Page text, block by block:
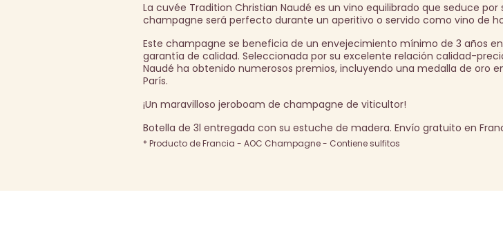
La cuvée Tradition Christian Naudé es un vino equilibrado que seduce por
champagne será perfecto durante un aperitivo o servido como vino de
Este champagne se beneficia de un envejecimiento mínimo de 3 años
garantía de calidad. Seleccionada por su excelente relación calidad-
Naudé ha obtenido numerosos premios, incluyendo una medalla de oro
París.
¡Un maravilloso jeroboam de champagne de viticultor!
Botella de 3l entregada con su estuche de madera. Envío gratuito en
* Producto de Francia - AOC Champagne - Contiene sulfitos